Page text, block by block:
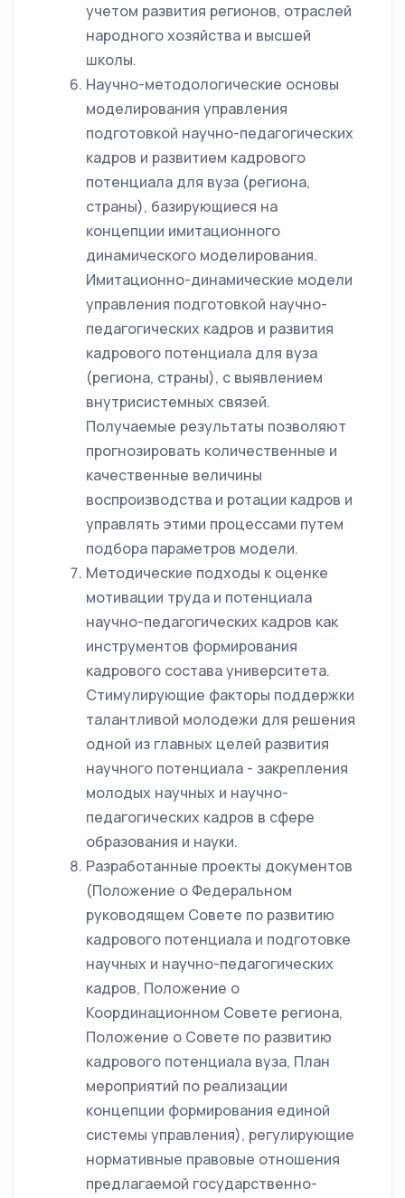
учетом развития регионов, отраслей
народного хозяйства и высшей
школы.
Научно-методологические основы
моделирования управления
подготовкой научно-педагогических
кадров и развитием кадрового
потенциала для вуза (региона,
страны), базирующиеся на
концепции имитационного
динамического моделирования.
Имитационно-динамические модели
управления подготовкой научно-
педагогических кадров и развития
кадрового потенциала для вуза
(региона, страны), с выявлением
внутрисистемных связей.
Получаемые результаты позволяют
прогнозировать количественные и
качественные величины
воспроизводства и ротации кадров и
управлять этими процессами путем
подбора параметров модели.
Методические подходы к оценке
мотивации труда и потенциала
научно-педагогических кадров как
инструментов формирования
кадрового состава университета.
Стимулирующие факторы поддержки
талантливой молодежи для решения
одной из главных целей развития
научного потенциала - закрепления
молодых научных и научно-
педагогических кадров в сфере
образования и науки.
Разработанные проекты документов
(Положение о Федеральном
руководящем Совете по развитию
кадрового потенциала и подготовке
научных и научно-педагогических
кадров, Положение о
Координационном Совете региона,
Положение о Совете по развитию
кадрового потенциала вуза, План
мероприятий по реализации
концепции формирования единой
системы управления), регулирующие
нормативные правовые отношения
предлагаемой государственно-